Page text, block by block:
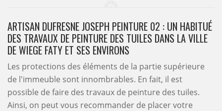
ARTISAN DUFRESNE JOSEPH PEINTURE 02 : UN HABITUÉ
DES TRAVAUX DE PEINTURE DES TUILES DANS LA VILLE
DE WIEGE FATY ET SES ENVIRONS
Les protections des éléments de la partie supérieure
de l'immeuble sont innombrables. En fait, il est
possible de faire des travaux de peinture des tuiles.
Ainsi, on peut vous recommander de placer votre